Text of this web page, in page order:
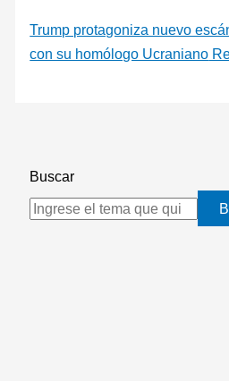
Trump protagoniza nuevo
con su homólogo Ucraniano
Buscar